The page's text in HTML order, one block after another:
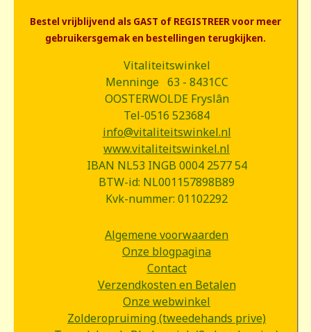
Bestel vrijblijvend als GAST of REGISTREER voor meer
gebruikersgemak en bestellingen terugkijken.
Vitaliteitswinkel
Menninge 63 - 8431CC
OOSTERWOLDE Fryslân
Tel-0516 523684
info@vitaliteitswinkel.nl
www.vitaliteitswinkel.nl
IBAN NL53 INGB 0004 2577 54
BTW-id: NL001157898B89
Kvk-nummer: 01102292
Algemene voorwaarden
Onze blogpagina
Contact
Verzendkosten en Betalen
Onze webwinkel
Zolderopruiming (tweedehands prive)